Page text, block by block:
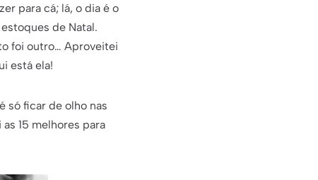
para cá; lá, o dia é o
de Natal.
foi outro… Aproveitei
está ela!
só ficar de olho nas
15 melhores para